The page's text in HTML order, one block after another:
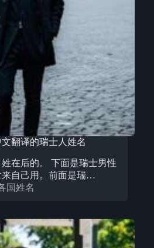
翻译的瑞士人姓名
在后的。 下面是瑞士男性
自己用。前面是瑞…
国姓名